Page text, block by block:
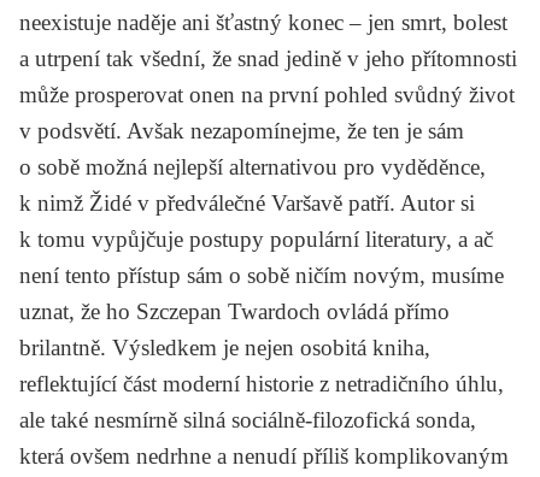
neexistuje naděje ani šťastný konec – jen smrt, bolest
a utrpení tak všední, že snad jedině v jeho přítomnosti
může prosperovat onen na první pohled svůdný život
v podsvětí. Avšak nezapomínejme, že ten je sám
o sobě možná nejlepší alternativou pro vyděděnce,
k nimž Židé v předválečné Varšavě patří. Autor si
k tomu vypůjčuje postupy populární literatury, a ač
není tento přístup sám o sobě ničím novým, musíme
uznat, že ho Szczepan Twardoch ovládá přímo
brilantně. Výsledkem je nejen osobitá kniha,
reflektující část moderní historie z netradičního úhlu,
ale také nesmírně silná sociálně-filozofická sonda,
která ovšem nedrhne a nenudí příliš komplikovaným